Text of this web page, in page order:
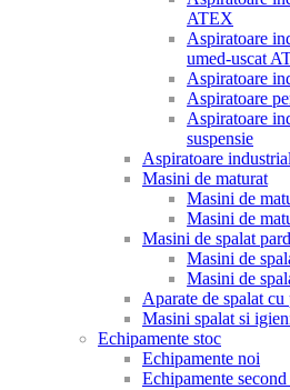
ATEX
Aspiratoare
umed-uscat
Aspiratoare
Aspiratoare
Aspiratoare
suspensie
Aspiratoare
Masini de maturat
Masini de
Masini de
Masini de spalat
Masini de
Masini de
Aparate de spalat cu
Masini spalat si
Echipamente stoc
Echipamente noi
Echipamente